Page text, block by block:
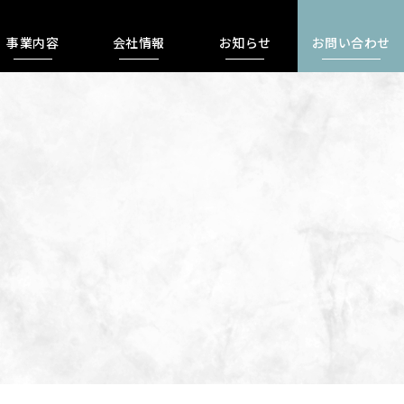
事業内容 会社情報 お知らせ お問い合わせ